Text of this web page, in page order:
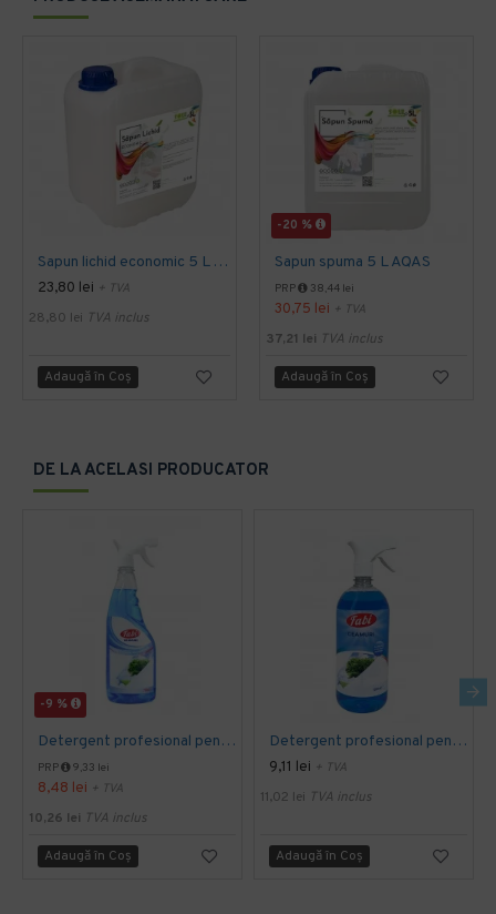
Sapun lichid economic 5 L AQAS
23,80 lei + TVA
28,80 lei TVA inclus
Adaugă în Coş
-20 %
Sapun spuma 5 L AQAS
PRP 38,44 lei
30,75 lei + TVA
37,21 lei TVA inclus
Adaugă în Coş
DE LA ACELASI PRODUCATOR
-9 %
Detergent profesional pentru geamuri, Fabi, 750ml
PRP 9,33 lei
8,48 lei + TVA
10,26 lei TVA inclus
Adaugă în Coş
Detergent profesional pentru geamuri, Fabi, 1L
9,11 lei + TVA
11,02 lei TVA inclus
Adaugă în Coş